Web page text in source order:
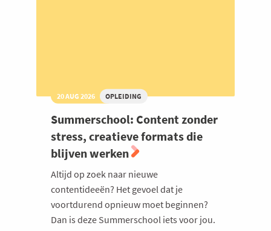
20 AUG 2026 OPLEIDING
Summerschool: Content zonder
stress, creatieve formats die
blijven werken
Altijd op zoek naar nieuwe
contentideeën? Het gevoel dat je
voortdurend opnieuw moet beginnen?
Dan is deze Summerschool iets voor jou.